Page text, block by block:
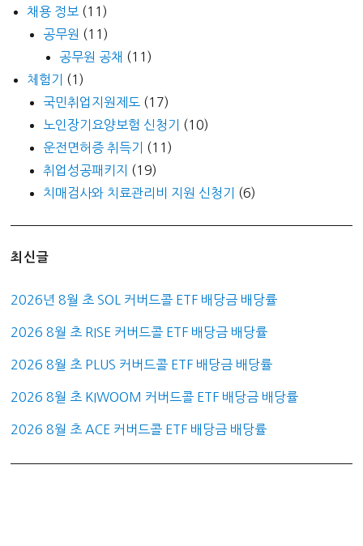
채용 정보 (11)
공무원 (11)
공무원 공채 (11)
체험기
(1)
국민취업지원제도 (17)
노인장기요양보험 신청기
(10)
운전면허증 취득기
(11)
취업성공패키지
(19)
치매검사와 치료관리비 지원 신청기
(6)
최신글
2026년 8월 초 SOL 커버드콜 ETF 배당금 배당률
2026 8월 초 RISE 커버드콜 ETF 배당금 배당률
2026 8월 초 PLUS 커버드콜 ETF 배당금 배당률
2026 8월 초 KIWOOM 커버드콜 ETF 배당금 배당률
2026 8월 초 ACE 커버드콜 ETF 배당금 배당률